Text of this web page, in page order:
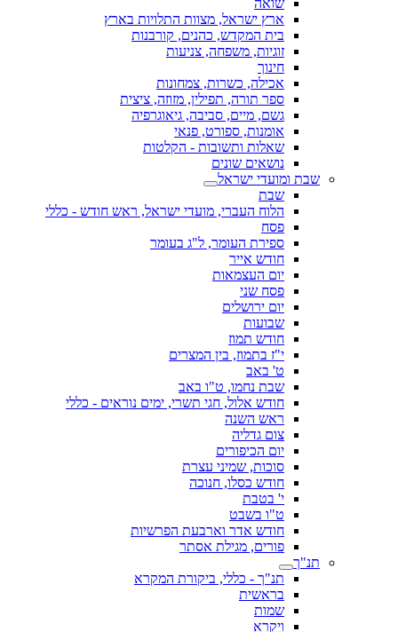
שואה
ארץ ישראל, מצוות התלויות בארץ
בית המקדש, כהנים, קורבנות
זוגיות, משפחה, צניעות
חינוך
אכילה, כשרות, צמחונות
ספר תורה, תפילין, מזוזה, ציצית
גשם, מיים, סביבה, גיאוגרפיה
אומנות, ספורט, פנאי
שאלות ותשובות - הקלטות
נושאים שונים
שבת ומועדי ישראל
שבת
הלוח העברי, מועדי ישראל, ראש חודש - כללי
פסח
ספירת העומר, ל"ג בעומר
חודש אייר
יום העצמאות
פסח שני
יום ירושלים
שבועות
חודש תמוז
י"ז בתמוז, בין המצרים
ט' באב
שבת נחמו, ט"ו באב
חודש אלול, חגי תשרי, ימים נוראים - כללי
ראש השנה
צום גדליה
יום הכיפורים
סוכות, שמיני עצרת
חודש כסלו, חנוכה
י' בטבת
ט"ו בשבט
חודש אדר וארבעת הפרשיות
פורים, מגילת אסתר
תנ"ך
תנ"ך - כללי, ביקורת המקרא
בראשית
שמות
ויקרא